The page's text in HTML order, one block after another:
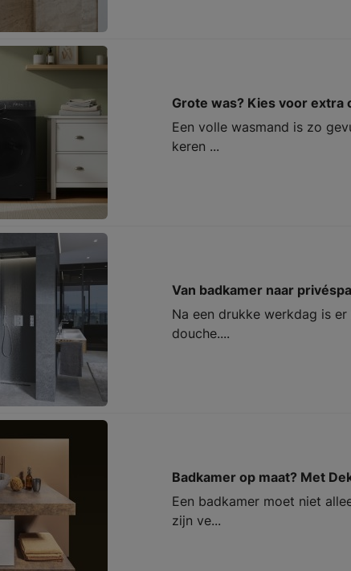
Grote was? Kies voor extra
Een volle wasmand is zo
keren ...
Van badkamer naar
Na een drukke werkdag is
douche....
Badkamer op maat? Met
Een badkamer moet niet
zijn ve...